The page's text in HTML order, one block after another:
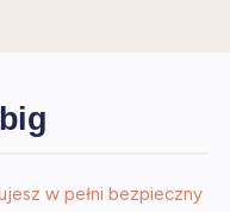
w pełni bezpieczny